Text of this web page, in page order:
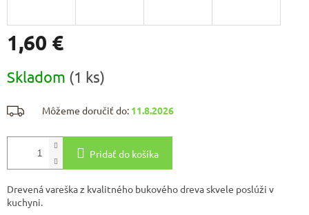
1,60 €
cena:
Skladom (1 ks)
Môžeme doručiť do: 11.8.2026
Pridať do košíka
Drevená vareška z kvalitného bukového dreva skvele poslúži v
kuchyni.